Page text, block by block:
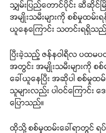
သျှမ်းပြည်တောင်ပိုင်း ဆီဆို
အမျိုးသမီးများကို စစ်မှုထမ်
ယူနေကြောင်း သတင်းရရှိသည်
ပြီးခဲ့သည့် ဇန်နဝါရီလ ပထမ
အတွင်း အမျိုးသမီးများကို
ခေါ်ယူနေပြီး အဆိုပါ စစ်မှုထ
သူများလည်း ပါဝင်ကြောင်း
ပြောသည်။
ထိုသို့ စစ်မှုထမ်းခေါ်ရာတွင် ရပ်